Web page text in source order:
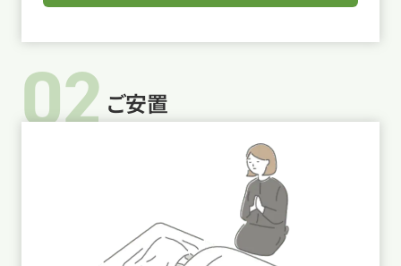
02 ご安置